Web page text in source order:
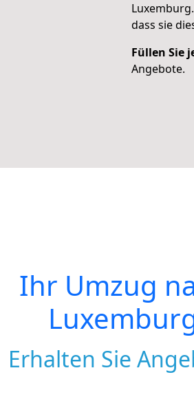
Luxemburg
dass sie
Füllen Sie
Angebote.
Ihr Umzug
Erhalten Sie